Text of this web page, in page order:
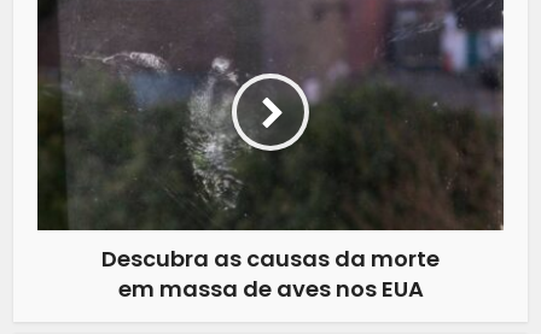
Descubra as causas da morte
em massa de aves nos EUA